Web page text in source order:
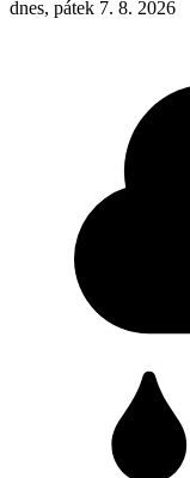
dnes, pátek 7. 8. 2026